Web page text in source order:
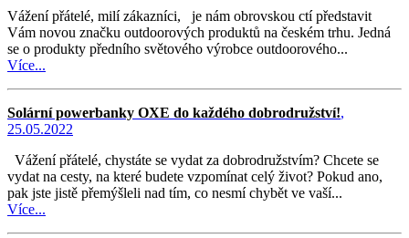
Vážení přátelé, milí zákazníci, je nám obrovskou ctí představit
Vám novou značku outdoorových produktů na českém trhu. Jedná
se o produkty předního světového výrobce outdoorového...
Více...
Solární powerbanky OXE do každého dobrodružství!,
25.05.2022
Vážení přátelé, chystáte se vydat za dobrodružstvím? Chcete se
vydat na cesty, na které budete vzpomínat celý život? Pokud ano,
pak jste jistě přemýšleli nad tím, co nesmí chybět ve vaší...
Více...